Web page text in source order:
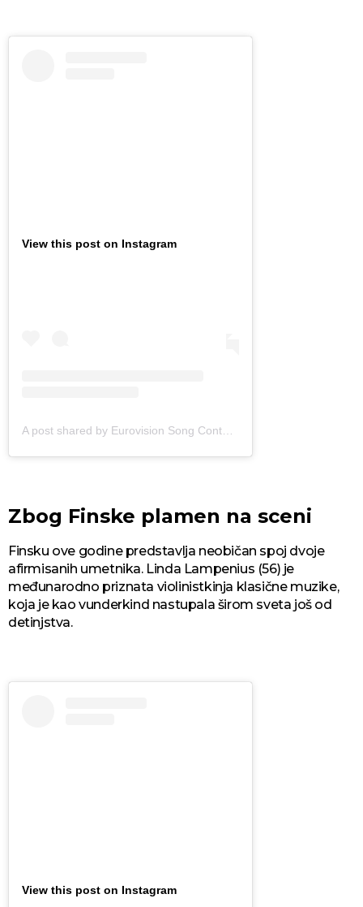
View this post on Instagram
A post shared by Eurovision Song Contest (@eurovision)
Zbog Finske plamen na sceni
Finsku ove godine predstavlja neobičan spoj dvoje
afirmisanih umetnika. Linda Lampenius (56) je
međunarodno priznata violinistkinja klasične muzike,
koja je kao vunderkind nastupala širom sveta još od
detinjstva.
View this post on Instagram